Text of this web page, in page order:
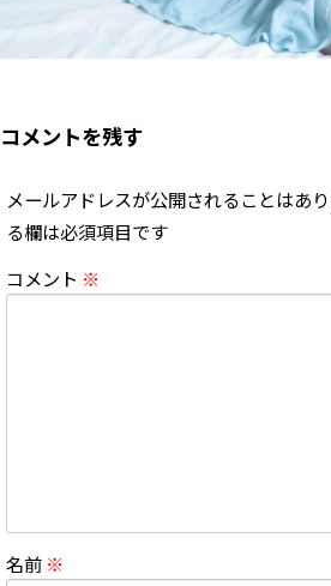
コメントを残す
メールアドレスが公開されることはあり
る欄は必須項目です
コメント ※
名前 ※